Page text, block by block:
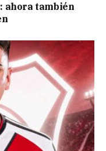
ahora también